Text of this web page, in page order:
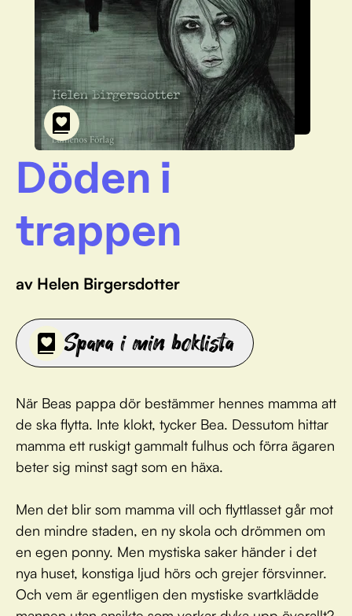
Döden i
trappen
av Helen Birgersdotter
Spara i min boklista
När Beas pappa dör bestämmer hennes mamma att
de ska flytta. Inte klokt, tycker Bea. Dessutom hittar
mamma ett ruskigt gammalt fulhus och förra ägaren
beter sig minst sagt som en häxa.
Men det blir som mamma vill och flyttlasset går mot
den mindre staden, en ny skola och drömmen om
en egen ponny. Men mystiska saker händer i det
nya huset, konstiga ljud hörs och grejer försvinner.
Och vem är egentligen den mystiske svartklädde